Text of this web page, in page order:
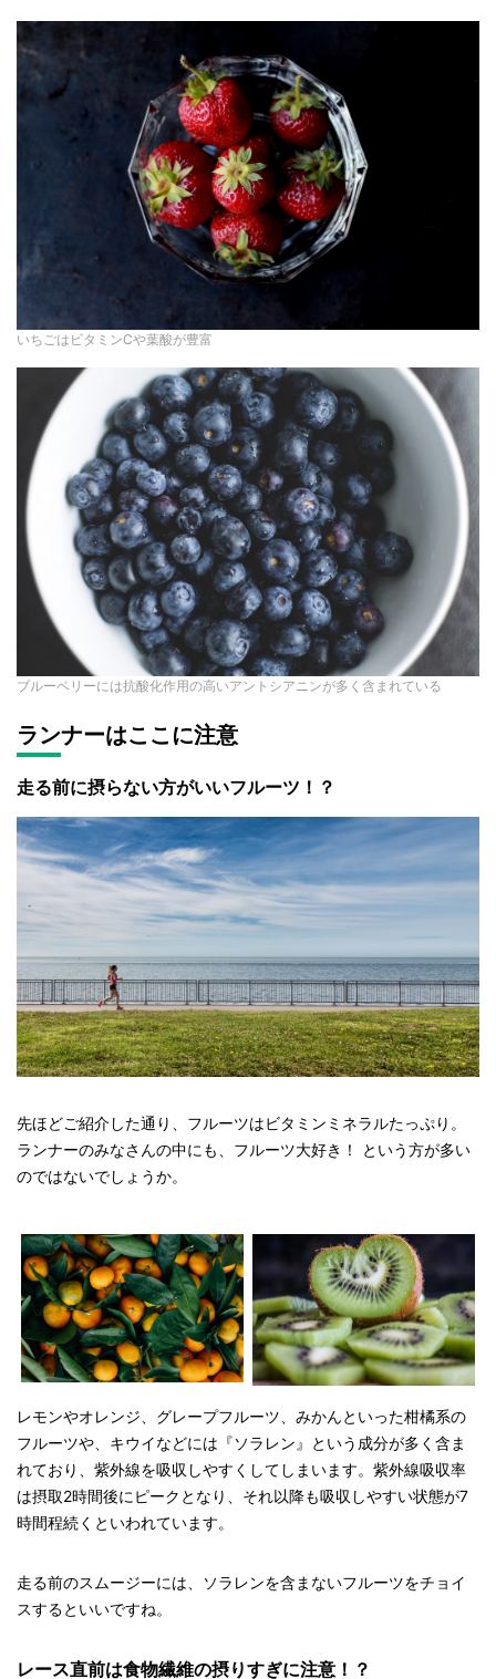
いちごはビタミンCや葉酸が豊富
ブルーベリーには抗酸化作用の高いアントシアニンが多く含まれている
ランナーはここに注意
走る前に摂らない方がいいフルーツ！？
先ほどご紹介した通り、フルーツはビタミンミネラルたっぷり。
ランナーのみなさんの中にも、フルーツ大好き！ という方が多い
のではないでしょうか。
レモンやオレンジ、グレープフルーツ、みかんといった柑橘系の
フルーツや、キウイなどには『ソラレン』という成分が多く含ま
れており、紫外線を吸収しやすくしてしまいます。紫外線吸収率
は摂取2時間後にピークとなり、それ以降も吸収しやすい状態が7
時間程続くといわれています。
走る前のスムージーには、ソラレンを含まないフルーツをチョイ
スするといいですね。
レース直前は食物繊維の摂りすぎに注意！？